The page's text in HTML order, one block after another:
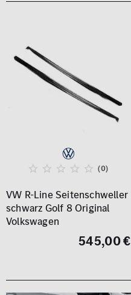
(0)
VW R-Line Seitenschweller
schwarz Golf 8 Original
Volkswagen
545,00 €